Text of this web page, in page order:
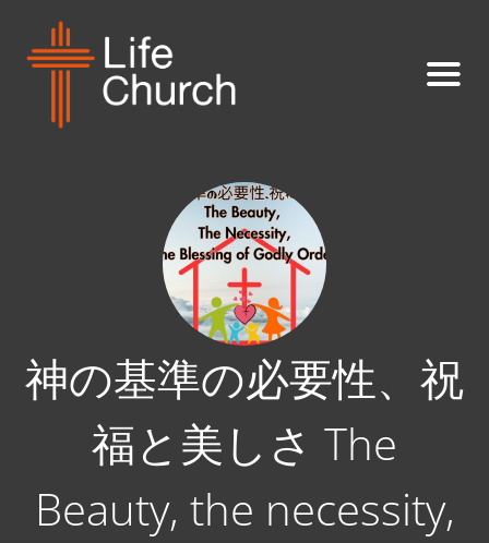
神の基準の必要性、祝
福と美しさ The
Beauty, the necessity,